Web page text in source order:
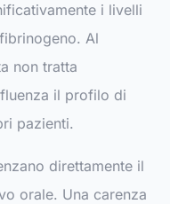
i livelli
Al
non tratta
il profilo di
pazienti.
direttamente il
orale. Una carenza